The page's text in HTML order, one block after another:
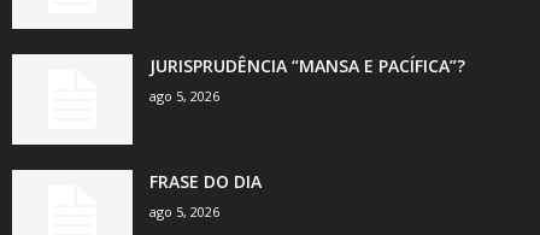
JURISPRUDÊNCIA “MANSA E PACÍFICA”?
ago 5, 2026
FRASE DO DIA
ago 5, 2026